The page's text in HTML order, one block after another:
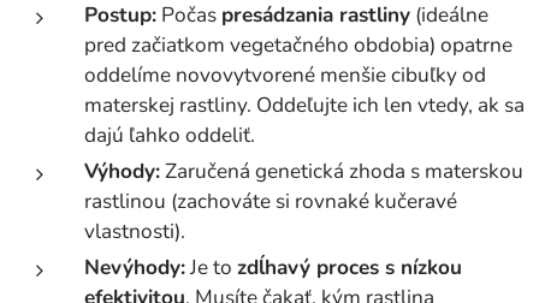
Postup: Počas presádzania rastliny (ideálne
pred začiatkom vegetačného obdobia) opatrne
oddelíme novovytvorené menšie cibuľky od
materskej rastliny. Oddeľujte ich len vtedy, ak sa
dajú ľahko oddeliť.
Výhody:Zaručená genetická zhoda s materskou
rastlinou (zachováte si rovnaké kučeravé
vlastnosti).
Nevýhody:Je to zdĺhavý proces s nízkou